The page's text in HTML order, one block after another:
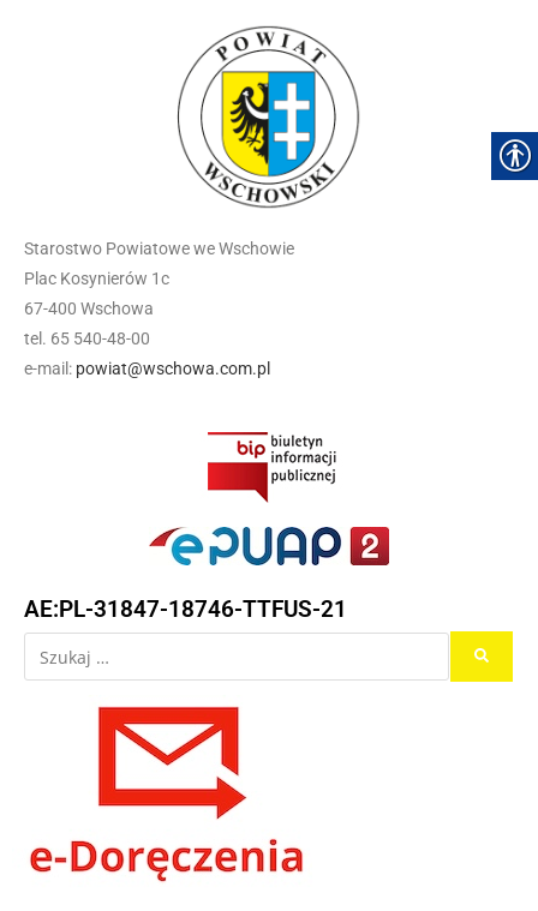
Starostwo Powiatowe we Wschowie
Plac Kosynierów 1c
67-400 Wschowa
tel. 65 540-48-00
e-mail: powiat@wschowa.com.pl
AE:PL-31847-18746-TTFUS-21